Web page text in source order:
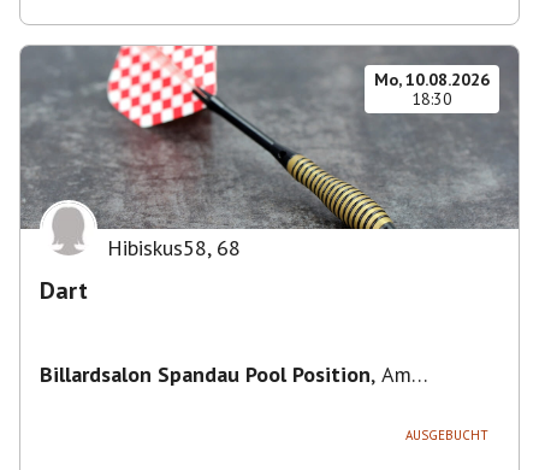
Mo, 10.08.2026
18:30
Hibiskus58, 68
Dart
Billardsalon Spandau Pool Position, Am
AUSGEBUCHT